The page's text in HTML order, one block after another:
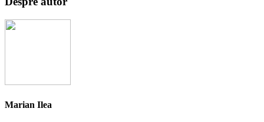
Marian Ilea